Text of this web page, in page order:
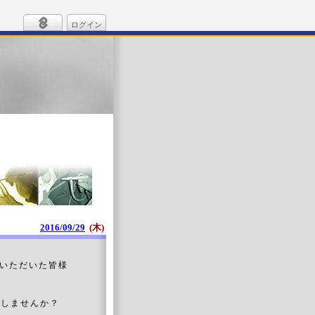
ログイン
2016/09/29 (木)
だいた皆様
ませんか？